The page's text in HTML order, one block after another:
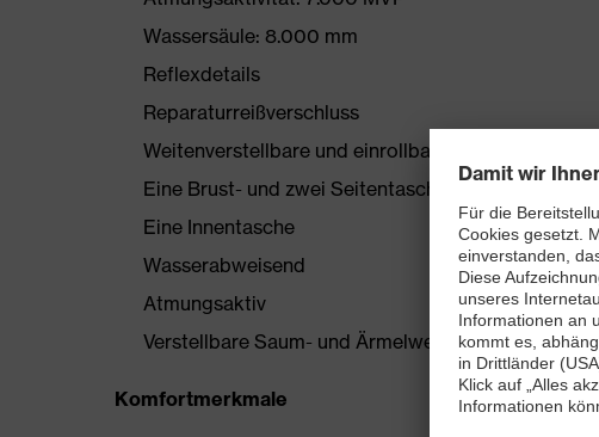
Wassersäule: 8.000 mm
Reflexdetails
Reparaturreißverschluss
Weitenverstellbare und einrollbare Kapuze
Eine Brust- und zwei Seitentaschen mit
Eine Innentasche
Wasserabweisend
Atmungsaktiv
Verstellbare Saum- und Ärmelweiten
Komfortmerkmale